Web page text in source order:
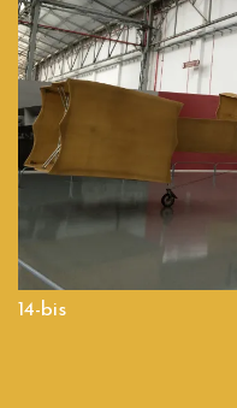
14-bis